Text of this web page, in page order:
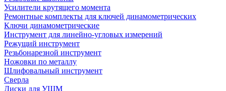
Усилители крутящего момента
Ремонтные комплекты для ключей динамометрических
Ключи динамометрические
Инструмент для линейно-угловых измерений
Режущий инструмент
Резьбонарезной инструмент
Ножовки по металлу
Шлифовальный инструмент
Сверла
Диски для УШМ